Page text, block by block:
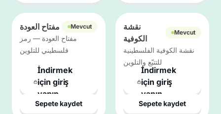
مفتاح العودة Mevcut
مفتاح العودة — رمز
فلسطيني للتلوين
İndirmek
için giriş
yapın
Sepete kaydet
نقشة
الكوفية
Mevcut
نقشة الكوفية الفلسطينية
للتتبّع والتلوين
İndirmek
için giriş
yapın
Sepete kaydet